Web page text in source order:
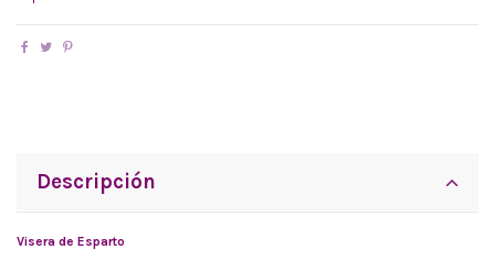
Descripción
Visera de Esparto